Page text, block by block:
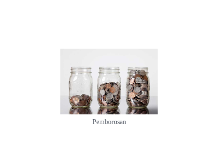
Pemborosan